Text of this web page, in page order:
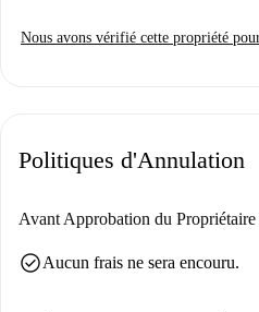
Nous avons vérifié cette propriété
Politiques d'Annulation
Avant Approbation du Propriétaire
check_circleAucun frais ne sera encouru.